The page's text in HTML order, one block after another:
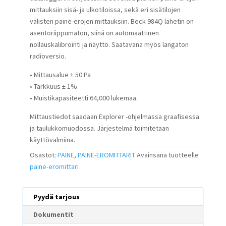
mittauksiin sisä- ja ulkotiloissa, sekä eri sisätilojen
välisten paine-erojen mittauksiin. Beck 984Q lähetin on
asentoriippumaton, siinä on automaattinen
nollauskalibrointi ja näyttö. Saatavana myös langaton
radioversio.
• Mittausalue ± 50 Pa
• Tarkkuus ± 1%.
• Muistikapasiteetti 64,000 lukemaa.
Mittaustiedot saadaan Explorer -ohjelmassa graafisessa
ja taulukkomuodossa. Järjestelmä toimitetaan
käyttövalmiina.
Osastot: PAINE, PAINE-EROMITTARITAvainsana tuotteelle
paine-eromittari
Pyydä tarjous
Dokumentit